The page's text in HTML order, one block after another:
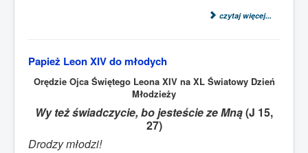
czytaj więcej...
Papież Leon XIV do młodych
Orędzie Ojca Świętego Leona XIV na XL Światowy Dzień
Młodzieży
Wy też świadczycie, bo jesteście ze Mną(J 15,
27)
Drodzy młodzi!